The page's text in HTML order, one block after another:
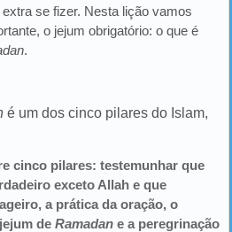
se fizer. Nesta lição vamos
o jejum obrigatório: o que é
.
é um dos cinco pilares do Islam,
cinco pilares: testemunhar que
exceto Allah e que
a prática da oração, o
de Ramadan e a peregrinação